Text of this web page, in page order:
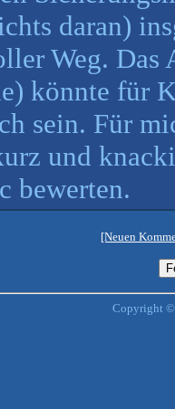
daran)
Weg.
könnte für
sein. Für
und
bewerten.
[Neuen
Copyright ©